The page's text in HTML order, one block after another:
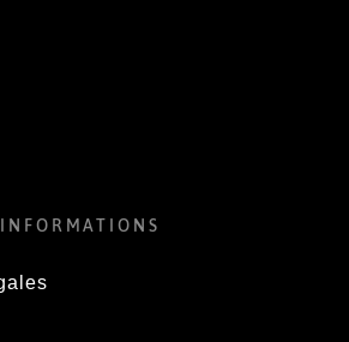
INFORMATIONS